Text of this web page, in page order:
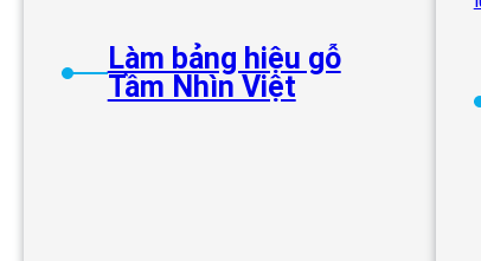
Làm bảng hiệu gỗ
Tầm Nhìn Việt